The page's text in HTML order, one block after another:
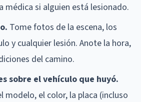
médica si alguien está lesionado.
Tome fotos de la escena, los
y cualquier lesión. Anote la hora,
del camino.
sobre el vehículo que huyó.
modelo, el color, la placa (incluso